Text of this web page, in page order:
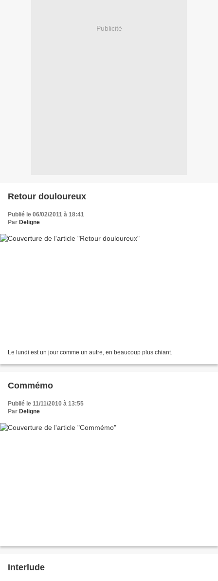
Publicité
Retour douloureux
Publié le 06/02/2011 à 18:41
Par Deligne
Le lundi est un jour comme un autre, en beaucoup plus chiant.
Commémo
Publié le 11/11/2010 à 13:55
Par Deligne
Interlude